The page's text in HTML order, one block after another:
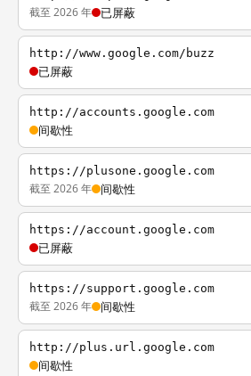
截至 2026 年 已屏蔽
http://www.google.com/buzz
已屏蔽
http://accounts.google.com
间歇性
https://plusone.google.com
截至 2026 年 间歇性
https://account.google.com
已屏蔽
https://support.google.com
截至 2026 年 间歇性
http://plus.url.google.com
间歇性